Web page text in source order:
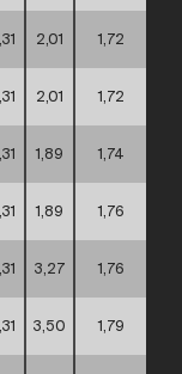
2,01 1,72
2,01 1,72
1,89 1,74
1,89 1,76
3,27 1,76
3,50 1,79